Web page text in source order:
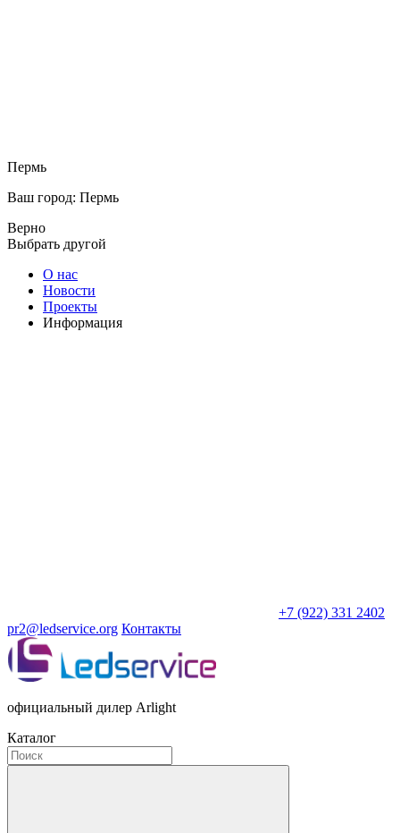
Пермь
Ваш город: Пермь
Верно
Выбрать другой
О нас
Новости
Проекты
Информация
+7 (922) 331 2402
pr2@ledservice.org Контакты
официальный дилер Arlight
Каталог